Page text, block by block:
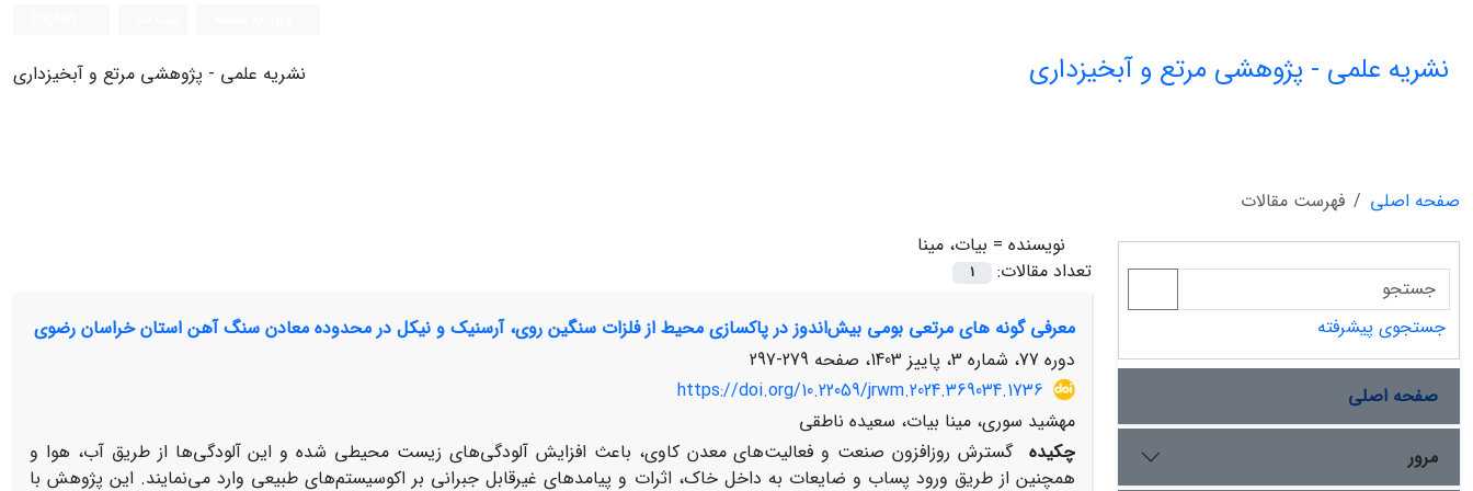
نشریه علمی - پژوهشی مرتع و آبخیزداری نشریه علمی - پژوهشی مرتع و آبخیزداری
صفحه اصلی
فهرست مقالات
نویسنده = بیات، مینا
تعداد مقالات:
1
معرفی گونه‌ های مرتعی بومی بیش‌اندوز در پاکسازی محیط از فلزات سنگین روی، آرسنیک و نیکل در محدوده معادن سنگ آهن استان خراسان رضوی
دوره 77، شماره 3، پاییز 1403، صفحه
279-297
https://doi.org/10.22059/jrwm.2024.369034.1736
مهشید سوری، مینا بیات، سعیده ناطقی
چکیده گسترش روزافزون صنعت و فعالیت‌های معدن کاوی، باعث افزایش آلودگی‌های زیست محیطی شده و این آلودگی‌ها از طریق آب، هوا و
همچنین از طریق ورود پساب و ضایعات به داخل خاک، اثرات و پیامدهای غیرقابل جبرانی بر اکوسیستم‌های طبیعی وارد می‌نمایند. این پژوهش با
جستجوی پیشرفته
صفحه اصلی
مرور